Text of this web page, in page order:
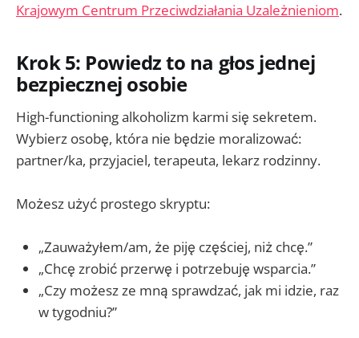
Krajowym Centrum Przeciwdziałania Uzależnieniom.
Krok 5: Powiedz to na głos jednej
bezpiecznej osobie
High-functioning alkoholizm karmi się sekretem.
Wybierz osobę, która nie będzie moralizować:
partner/ka, przyjaciel, terapeuta, lekarz rodzinny.
Możesz użyć prostego skryptu:
„Zauważyłem/am, że piję częściej, niż chcę.”
„Chcę zrobić przerwę i potrzebuję wsparcia.”
„Czy możesz ze mną sprawdzać, jak mi idzie, raz
w tygodniu?”